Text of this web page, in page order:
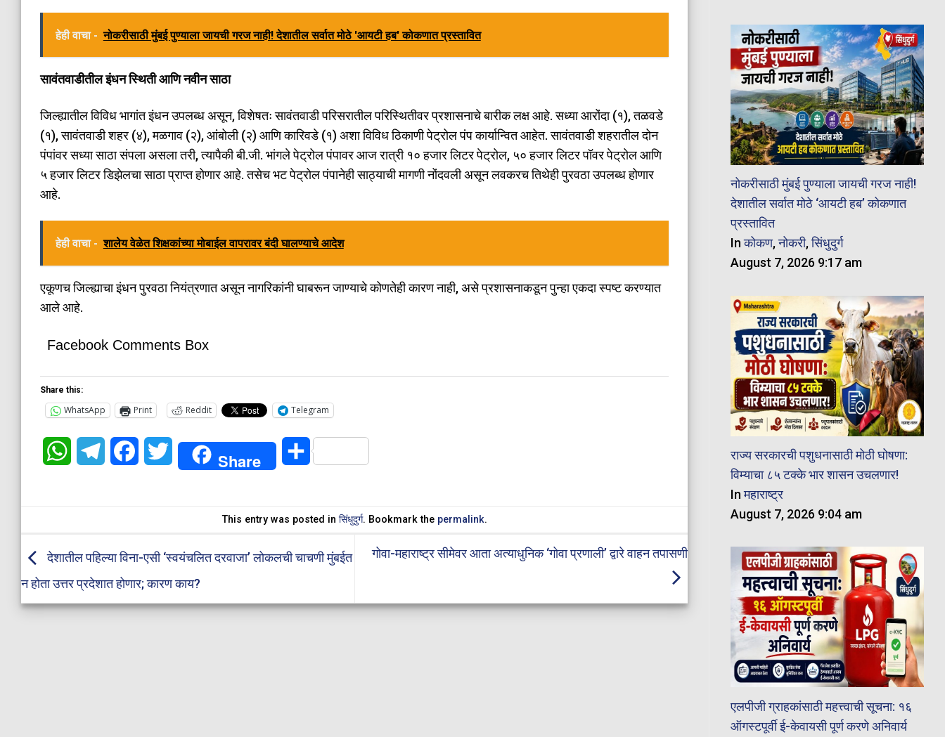
हेही वाचा - नोकरीसाठी मुंबई पुण्याला जायची गरज नाही! देशातील सर्वात मोठे 'आयटी हब' कोकणात प्रस्तावित
​सावंतवाडीतील इंधन स्थिती आणि नवीन साठा
जिल्ह्यातील विविध भागांत इंधन उपलब्ध असून, विशेषतः सावंतवाडी परिसरातील परिस्थितीवर प्रशासनाचे बारीक लक्ष आहे. सध्या आरोंदा (१), तळवडे
(१), सावंतवाडी शहर (४), मळगाव (२), आंबोली (२) आणि कारिवडे (१) अशा विविध ठिकाणी पेट्रोल पंप कार्यान्वित आहेत. सावंतवाडी शहरातील दोन
पंपांवर सध्या साठा संपला असला तरी, त्यापैकी बी.जी. भांगले पेट्रोल पंपावर आज रात्री १० हजार लिटर पेट्रोल, ५० हजार लिटर पॉवर पेट्रोल आणि
५ हजार लिटर डिझेलचा साठा प्राप्त होणार आहे. तसेच भट पेट्रोल पंपानेही साठ्याची मागणी नोंदवली असून लवकरच तिथेही पुरवठा उपलब्ध होणार
आहे.
हेही वाचा - शालेय वेळेत शिक्षकांच्या मोबाईल वापरावर बंदी घालण्याचे आदेश
​एकूणच जिल्ह्याचा इंधन पुरवठा नियंत्रणात असून नागरिकांनी घाबरून जाण्याचे कोणतेही कारण नाही, असे प्रशासनाकडून पुन्हा एकदा स्पष्ट करण्यात
आले आहे.
Facebook Comments Box
Share this:
WhatsApp Print Reddit Telegram
WhatsAppTelegramFacebookTwitter Share Share
This entry was posted in सिंधुदुर्ग. Bookmark the permalink.
देशातील पहिल्या विना-एसी ‘स्वयंचलित दरवाजा’ लोकलची चाचणी मुंबईत
न होता उत्तर प्रदेशात होणार; कारण काय?
गोवा-महाराष्ट्र सीमेवर आता अत्याधुनिक ‘गोवा प्रणाली’ द्वारे वाहन तपासणी
नोकरीसाठी मुंबई पुण्याला जायची गरज नाही!
देशातील सर्वात मोठे ‘आयटी हब’ कोकणात
प्रस्तावित
Inकोकण,नोकरी,सिंधुदुर्ग
August 7, 2026 9:17 am
राज्य सरकारची पशुधनासाठी मोठी घोषणा:
विम्याचा ८५ टक्के भार शासन उचलणार!
Inमहाराष्ट्र
August 7, 2026 9:04 am
एलपीजी ग्राहकांसाठी महत्त्वाची सूचना: १६
ऑगस्टपूर्वी ई-केवायसी पूर्ण करणे अनिवार्य